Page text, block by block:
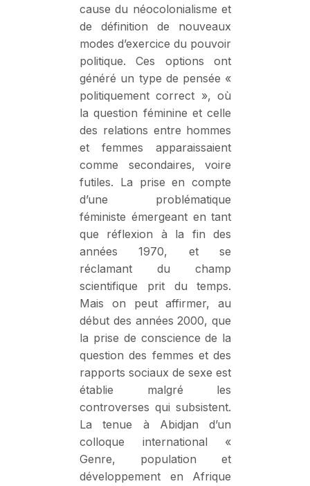
cause du néocolonialisme et
de définition de nouveaux
modes d’exercice du pouvoir
politique. Ces options ont
généré un type de pensée «
politiquement correct », où
la question féminine et celle
des relations entre hommes
et femmes apparaissaient
comme secondaires, voire
futiles. La prise en compte
d’une problématique
féministe émergeant en tant
que réflexion à la fin des
années 1970, et se
réclamant du champ
scientifique prit du temps.
Mais on peut affirmer, au
début des années 2000, que
la prise de conscience de la
question des femmes et des
rapports sociaux de sexe est
établie malgré les
controverses qui subsistent.
La tenue à Abidjan d’un
colloque international «
Genre, population et
développement en Afrique